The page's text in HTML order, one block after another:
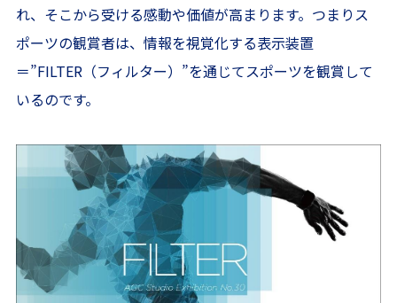
れ、そこから受ける感動や価値が高まります。つまりス
ポーツの観賞者は、情報を視覚化する表示装置
＝”FILTER（フィルター）”を通じてスポーツを観賞して
いるのです。